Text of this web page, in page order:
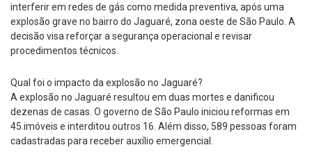
interferir em redes de gás como medida preventiva, após uma
explosão grave no bairro do Jaguaré, zona oeste de São Paulo. A
decisão visa reforçar a segurança operacional e revisar
procedimentos técnicos.
Qual foi o impacto da explosão no Jaguaré?
A explosão no Jaguaré resultou em duas mortes e danificou
dezenas de casas. O governo de São Paulo iniciou reformas em
45 imóveis e interditou outros 16. Além disso, 589 pessoas foram
cadastradas para receber auxílio emergencial.